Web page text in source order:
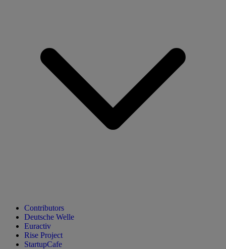
Contributors
Deutsche Welle
Euractiv
Rise Project
StartupCafe